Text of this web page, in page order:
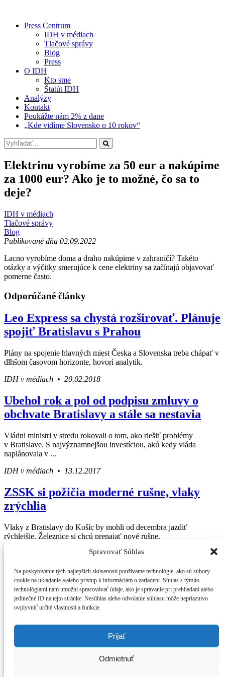
Spravovať Súhlas
Na poskytovanie tých najlepších skúseností používame technológie, ako sú súbory
cookie na ukladanie a/alebo prístup k informáciám o zariadení. Súhlas s týmito
technológiami nám umožní spracovávať údaje, ako je správanie pri prehliadaní alebo
jedinečné ID na tejto stránke. Nesúhlas alebo odvolanie súhlasu môže nepriaznivo
ovplyvniť určité vlastnosti a funkcie.
Prijať
Odmietnuť
Press Centrum
IDH v médiach
Tlačové správy
Blog
Press
O IDH
Kto sme
Štatút IDH
Analýzy
Kontakt
Poukážte nám 2% z dane
„Kde vidíme Slovensko o 10 rokov“
Elektrinu vyrobíme za 50 eur a nakúpime
za 1000 eur? Ako je to možné, čo sa to
deje?
IDH v médiach
Tlačové správy
Blog
Publikované dňa 02.09.2022
Lacno vyrobíme doma a draho nakúpime v zahraničí? Takéto
otázky a výčitky smerujúce k cene elektriny sa začínajú objavovať
pomerne často.
Odporúčané články
Leo Express sa chystá rozširovať. Plánuje
spojiť Bratislavu s Prahou
Plány na spojenie hlavných miest Česka a Slovenska treba chápať v
dlhšom časovom horizonte, hovorí analytik.
IDH v médiach • 20.02.2018
Ubehol rok a pol od podpisu zmluvy o
obchvate Bratislavy a stále sa nestavia
Vládni ministri v stredu rokovali o tom, ako riešiť problémy
v Bratislave. S najvýznamnejšou investíciou, akú kedy vláda
naplánovala v ...
IDH v médiach • 13.12.2017
ZSSK si požičia moderné rušne, vlaky
zrýchlia
Vlaky z Bratislavy do Košíc by mohli od decembra jazdiť
rýchlejšie. Železnice si chcú prenajať nové rušne.
IDH v médiach • 06.07.2017
Váš sprievodca svetom infraštruktúry a
ekonomiky
Press Centrum
IDH v médiach
Tlačové správy
Blog
Press
Kto sme
Poukážte nám 2% z dane